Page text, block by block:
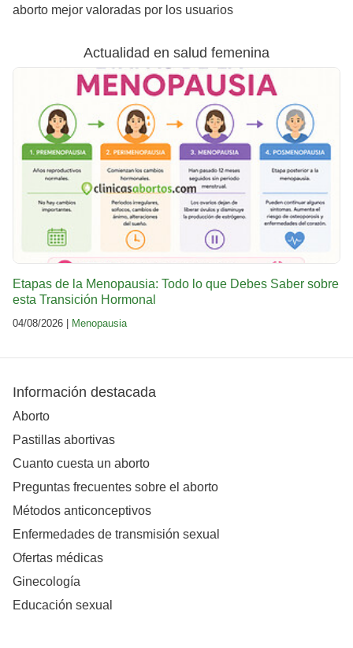
aborto mejor valoradas por los usuarios
Actualidad en salud femenina
Etapas de la Menopausia: Todo lo que Debes Saber sobre
esta Transición Hormonal
04/08/2026 | Menopausia
Información destacada
Aborto
Pastillas abortivas
Cuanto cuesta un aborto
Preguntas frecuentes sobre el aborto
Métodos anticonceptivos
Enfermedades de transmisión sexual
Ofertas médicas
Ginecología
Educación sexual